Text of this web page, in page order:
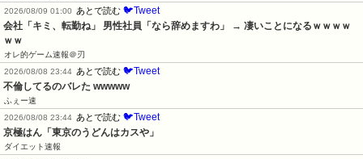
2026/08/09 01:00
あとで読む 🐦Tweet
会社「キミ、転勤ね」 男性社員「なら辞めますわ」 → 凄いことになるｗｗｗｗ
ｗｗ
オレ的ゲーム速報＠刃
2026/08/08 23:44 あとで読む 🐦Tweet
不倫してるのバレた wwwww
ふぇー速
2026/08/08 23:44 あとで読む 🐦Tweet
京極はん「東京のうどんはカスや」
ダイエット速報